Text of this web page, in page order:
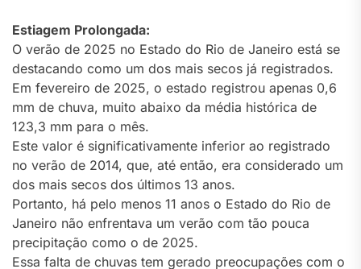
Estiagem Prolongada:
O verão de 2025 no Estado do Rio de Janeiro está se
destacando como um dos mais secos já registrados.
Em fevereiro de 2025, o estado registrou apenas 0,6
mm de chuva, muito abaixo da média histórica de
123,3 mm para o mês.
Este valor é significativamente inferior ao registrado
no verão de 2014, que, até então, era considerado um
dos mais secos dos últimos 13 anos.
Portanto, há pelo menos 11 anos o Estado do Rio de
Janeiro não enfrentava um verão com tão pouca
precipitação como o de 2025.
Essa falta de chuvas tem gerado preocupações com o